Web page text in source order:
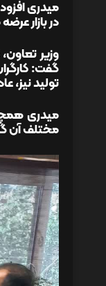
میدری
در بازار
وزیر
گفت:
تولید نیز،
میدری
مختلف آن